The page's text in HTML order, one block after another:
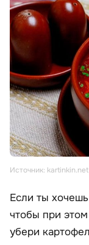
Источник: kartinkin.net
Если ты
чтобы при
убери